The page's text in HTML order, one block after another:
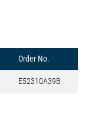
Order No.
E52310A39B